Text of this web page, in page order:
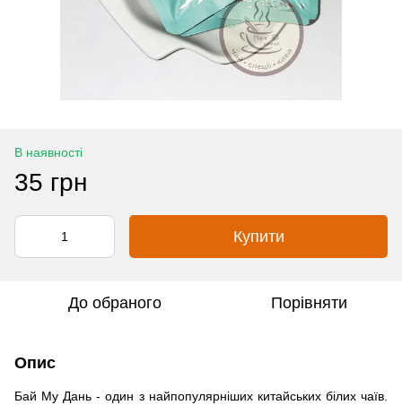
В наявності
35 грн
Купити
До обраного Порівняти
Опис
Бай Му Дань - один з найпопулярніших китайських білих чаїв.